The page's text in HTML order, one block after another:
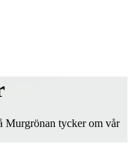
Murgrönan tycker om vår